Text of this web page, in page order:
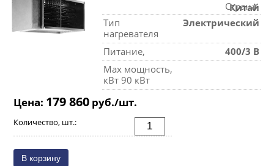
Страна
Китай
Тип
нагревателя
Электрический
Питание,
400/3 В
Max мощность,
кВт 90 кВт
Цена: 179 860 руб./шт.
Количество, шт.: